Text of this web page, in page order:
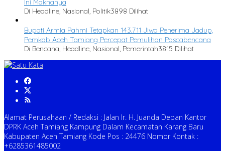
Ini Maknanya
Di Headline, Nasional, Politik3898 Dilihat
Bupati Armia Pahmi Tetapkan 143.711 Jiwa Penerima Jadup,
Pemkab Aceh Tamiang Percepat Pemulihan Pascabencana
Di Bencana, Headline, Nasional, Pemerintah3815 Dilihat
Alamat Perusahaan / Redaksi : Jalan Ir. H. Juanda Depan Kantor
DPRK Aceh Tamiang Kampung Dalam Kecamatan Karang Baru
Kabupaten Aceh Tamiang Kode Pos : 24476 Nomor Kontak :
+6285361485002